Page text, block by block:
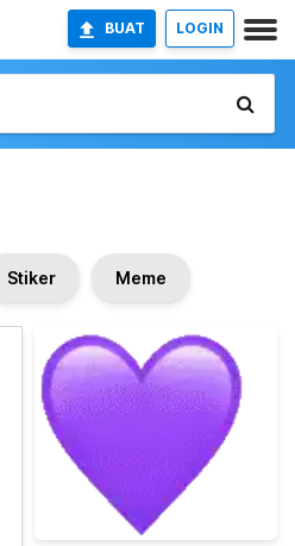
BUAT LOGIN
Stiker Meme